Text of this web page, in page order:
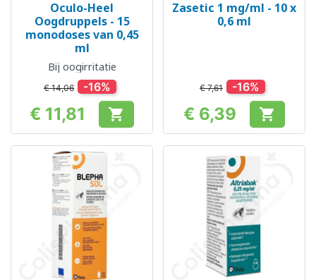
Oculo-Heel
Oogdruppels - 15
monodoses van 0,45
ml
Bij oogirritatie
€ 14,06 -16%
Prijs
€ 11,81 
Zasetic 1 mg/ml - 10 x
0,6 ml
€ 7,61 -16%
Prijs
€ 6,39 